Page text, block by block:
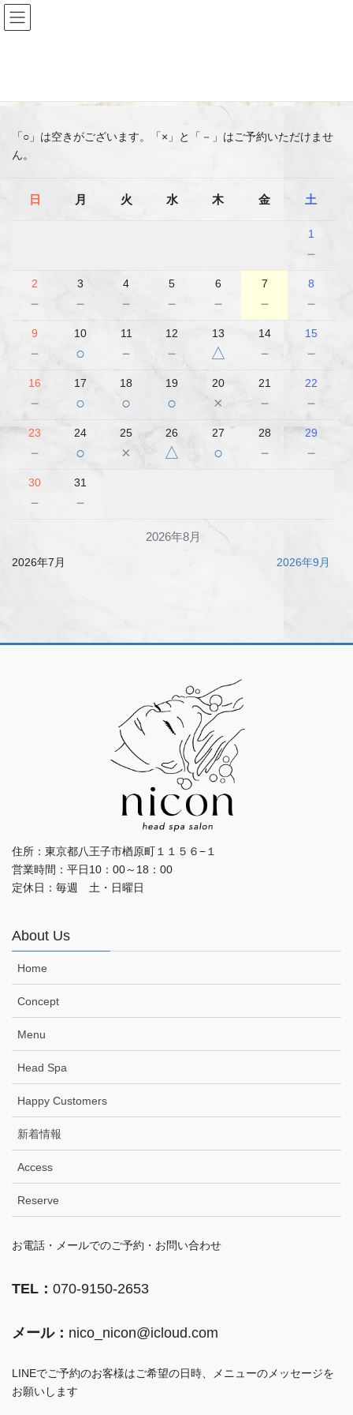
コ
ン
ナ
ビ
「○」は空きがございます。「×」と「－」はご予約いただけませ
ん。
2026年8月
日 月 火 水 木 金 土
1
－
2
－
3
－
4
－
5
－
6
－
7
－
8
－
9
－
10
○
11
－
12
－
13
△
14
－
15
－
16
－
17
○
18
○
19
○
20
×
21
－
22
－
23
－
24
○
25
×
26
△
27
○
28
－
29
－
30
－
31
－
2026年7月 2026年9月
住所：東京都八王子市楢原町１１５６−１
営業時間：平日10：00～18：00
定休日：毎週 土・日曜日
About Us
Home
Concept
Menu
Head Spa
Happy Customers
新着情報
Access
Reserve
お電話・メールでのご予約・お問い合わせ
TEL： 070-9150-2653
メール： nico_nicon@icloud.com
LINEでご予約のお客様はご希望の日時、メニューのメッセージを
お願いします